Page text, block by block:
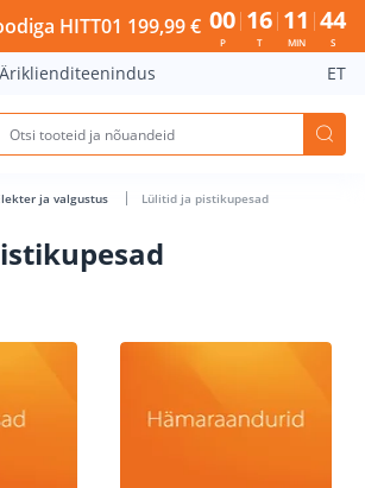
- Bauhof has loaded
HITT01 199,99 € 00
P
16
T
11
MIN
43
S
Äriklienditeenindus ET
ja valgustus Lülitid ja pistikupesad